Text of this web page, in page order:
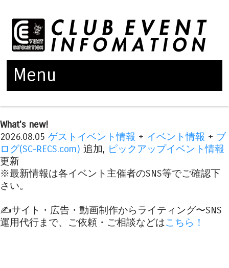
Menu
What's new!
2026.08.05 ゲストイベント情報 + イベント情報 + ブ
ログ(SC-RECS.com) 追加, ピックアップイベント情報
更新
※最新情報は各イベント主催者のSNS等でご確認下
さい。
✍️サイト・広告・動画制作からライティング〜SNS
運用代行まで、ご依頼・ご相談などはこちら！